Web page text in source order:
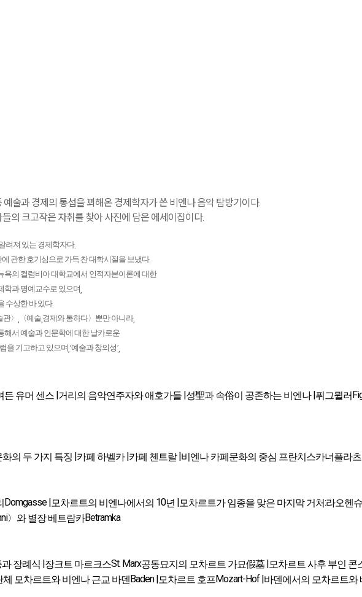
술과 경제의 통섭을 꾀해온 경제학자가 쓴 비엔나 음악 탐방기이다.
의 크고작은 자취를 찾아 사진에 담은 에세이집이다.
려져 있는 경제학자다.
관한 호기심으로 가득 찬 대학시절을 보냈다.
욕의 컬럼비아 대학교에서 인적자본이론에 대한
학과 명예교수로 있으며,
수상한 바 있다.
〉 , 〈예술,경제와 통하다〉뿐만 아니라,
해서 예술과 인문학에 대한 날카로운
을 기고하고 있으며,‘예술과 창의성’,
든 유머 센스 |거리의 음악연주자와 애호가들 |성聖과 속俗이 공존하는 비엔나|퓌그뮐러
의 두 가지 특징 |카페 하벨카|카페 첸트랄|비엔나 카페문화의 중심 프란치스카너플라츠
Domgasse |모차르트의 비엔나에서의 10년 |모차르트가 임종을 맞은 마지막 거처:라오헨
〉와 별장 베트람카Betramka
장례식 |장크트 마르크스St. Marx공동묘지의 모차르트 가묘假墓 |모차르트 사후 부인 콘
체 모차르트와 비엔나 근교 바덴 Baden |모차르트 호프Mozart-Hof |바덴에서의 모차르트와